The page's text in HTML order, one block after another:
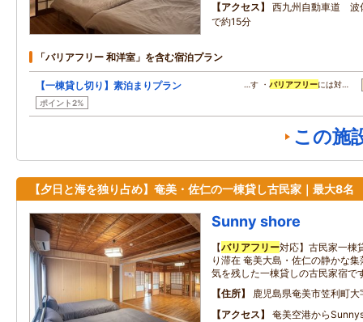
アクセス
西九州自動車道 波
で約15分
「バリアフリー 和洋室」を含む宿泊プラン
【一棟貸し切り】素泊まりプラン
ポイント2%
…す ・バリアフリーには対…
この施
【夕日と海を独り占め】奄美・佐仁の一棟貸し古民家｜最大8名
Sunny shore
【バリアフリー対応】古民家一棟
り滞在 奄美大島・佐仁の静かな
気を残した一棟貸しの古民家宿で
住所
鹿児島県奄美市笠利町
アクセス
奄美空港から